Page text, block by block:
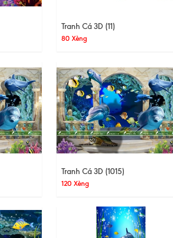
Tranh Cá 3D (11)
80 Xèng
Tranh Cá 3D (1015)
120 Xèng